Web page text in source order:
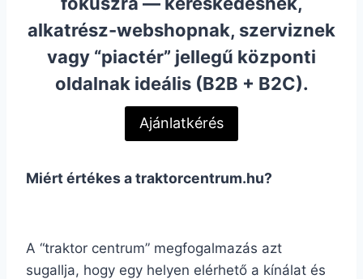
alkatrész-webshopnak, szerviznek
vagy “piactér” jellegű központi
oldalnak ideális (B2B + B2C).
Ajánlatkérés
Miért értékes a traktorcentrum.hu?
A “traktor centrum” megfogalmazás azt
sugallja, hogy egy helyen elérhető a kínálat és